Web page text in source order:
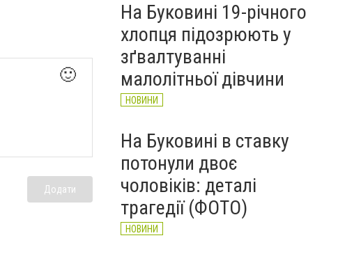
🙂
Додати
На Буковині 19-річного
хлопця підозрюють у
зґвалтуванні
малолітньої дівчини
НОВИНИ
На Буковині в ставку
потонули двоє
чоловіків: деталі
трагедії (ФОТО)
НОВИНИ